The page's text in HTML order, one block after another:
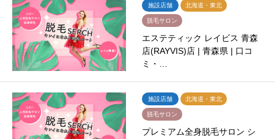
施設店舗 北海道・東北
脱毛サロン
エステティック レイビス 青森
店(RAYVIS)店 | 青森県 | 口コ
ミ・…
施設店舗 北海道・東北
脱毛サロン
プレミアム全身脱毛サロン シ